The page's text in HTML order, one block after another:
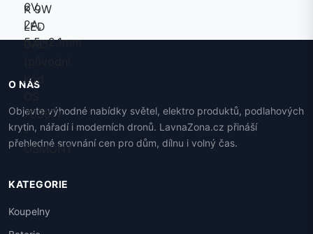
O NÁS
Objevte výhodné nabídky světel, elektro produktů, podlahových
krytin, nářadí i moderních dronů. LavnaZona.cz přináší
přehledné srovnání cen pro dům, dílnu i volný čas.
KATEGORIE
Koupelny